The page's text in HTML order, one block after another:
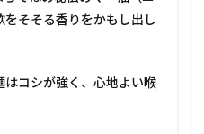
そそる香りをかもし出し
コシが強く、心地よい喉